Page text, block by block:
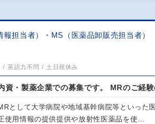
報担当者）・MS（医薬品卸販売担当者）
英語力不問 土日祝休み
資・製薬企業での募集です。 MRのご経験
として大学病院や地域基幹病院等といった
使用情報の提供提供や放射性医薬品を使…